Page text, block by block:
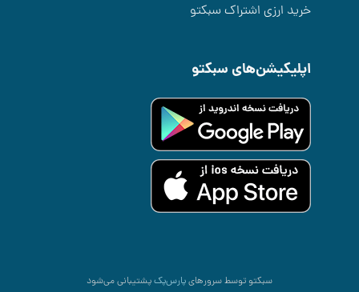
خرید ارزی اشتراک سبکتو
اپلیکیشن‌های سبکتو
سبکتو توسط سرورهایپارس‌پکپشتیبانی می‌شود